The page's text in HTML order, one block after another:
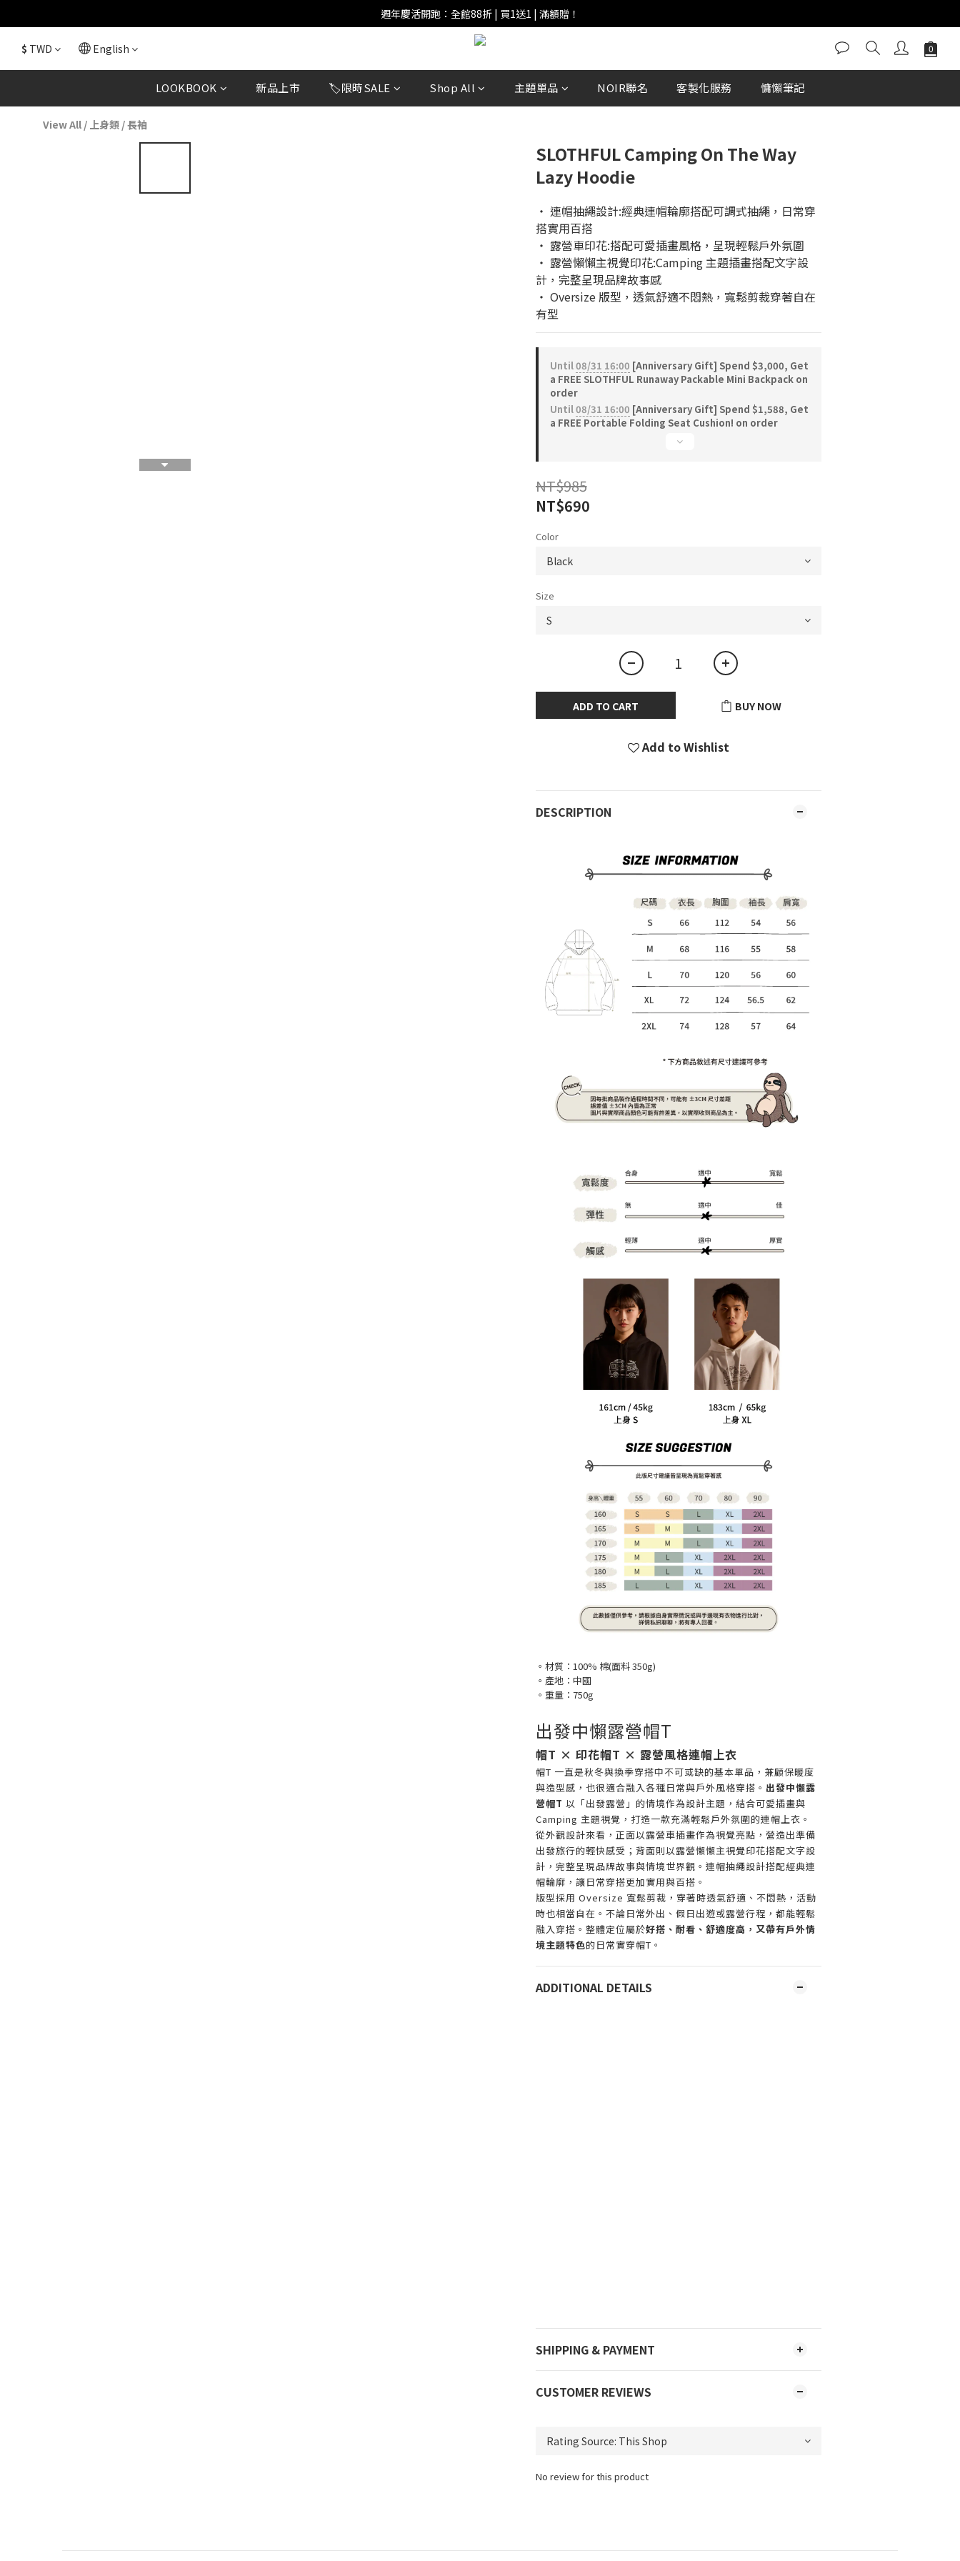
週年慶活開跑：全館88折 | 買1送1 | 滿額贈！
週年慶活開跑：全館88折 | 買1送1 | 滿額贈！
全館滿 $999 即享免運費！
$ TWD English
LOOKBOOK 新品上市 🏷️限時SALE Shop All 主題單品 NOIR聯名 客製化服務 慵懶筆記
View All / 上身類 /長袖
SLOTHFUL Camping On The Way
Lazy Hoodie
‧ 連帽抽繩設計:經典連帽輪廓搭配可調式抽繩，日常穿
搭實用百搭
‧ 露營車印花:搭配可愛插畫風格，呈現輕鬆戶外氛圍
‧ 露營懶懶主視覺印花:Camping 主題插畫搭配文字設
計，完整呈現品牌故事感
‧ Oversize 版型，透氣舒適不悶熱，寬鬆剪裁穿著自在
有型
Until08/31 16:00 [Anniversary Gift] Spend $3,000, Get
a FREE SLOTHFUL Runaway Packable Mini Backpack on
order
Until08/31 16:00 [Anniversary Gift] Spend $1,588, Get
a FREE Portable Folding Seat Cushion! on order
NT$985
NT$690
Color
Size
ADD TO CART BUY NOW
Add to Wishlist
DESCRIPTION
。材質：100% 棉(面料 350g)
。產地：中國
。重量：750g
出發中懶露營帽T
帽T × 印花帽T × 露營風格連帽上衣
帽T 一直是秋冬與換季穿搭中不可或缺的基本單品，兼顧保暖度
與造型感，也很適合融入各種日常與戶外風格穿搭。 出發中懶露
營帽T 以「出發露營」的情境作為設計主題，結合可愛插畫與
Camping 主題視覺，打造一款充滿輕鬆戶外氛圍的連帽上衣。
從外觀設計來看，正面以露營車插畫作為視覺亮點，營造出準備
出發旅行的輕快感受；背面則以露營懶懶主視覺印花搭配文字設
計，完整呈現品牌故事與情境世界觀。連帽抽繩設計搭配經典連
帽輪廓，讓日常穿搭更加實用與百搭。
版型採用 Oversize 寬鬆剪裁，穿著時透氣舒適、不悶熱，活動
時也相當自在。不論日常外出、假日出遊或露營行程，都能輕鬆
融入穿搭。整體定位屬於好搭、耐看、舒適度高，又帶有戶外情
境主題特色的日常實穿帽T。
ADDITIONAL DETAILS
SHIPPING & PAYMENT
CUSTOMER REVIEWS
No review for this product
BUY NOW